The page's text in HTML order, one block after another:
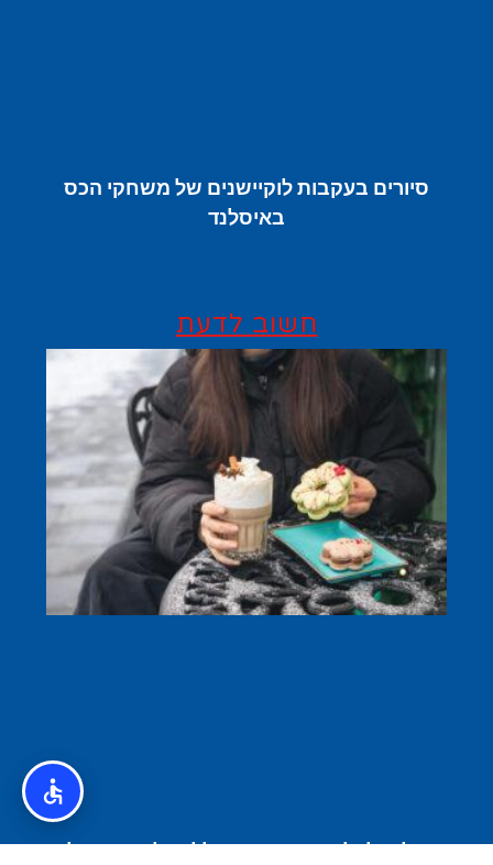
סיורים בעקבות לוקיישנים של משחקי הכס
באיסלנד
חשוב לדעת
איסלנד לצליאקים – מדריך ללא גלוטן באיסלנד